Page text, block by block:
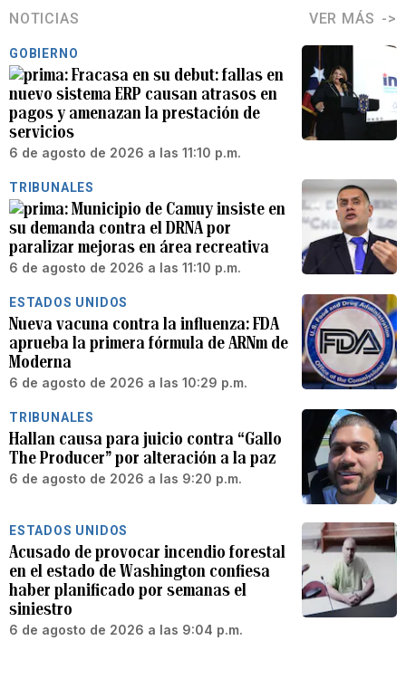
NOTICIAS VER MÁS
GOBIERNO
Fracasa en su debut: fallas en
nuevo sistema ERP causan atrasos en
pagos y amenazan la prestación de
servicios
6 de agosto de 2026 a las 11:10 p.m.
TRIBUNALES
Municipio de Camuy insiste en
su demanda contra el DRNA por
paralizar mejoras en área recreativa
6 de agosto de 2026 a las 11:10 p.m.
ESTADOS UNIDOS
Nueva vacuna contra la influenza: FDA
aprueba la primera fórmula de ARNm de
Moderna
6 de agosto de 2026 a las 10:29 p.m.
TRIBUNALES
Hallan causa para juicio contra “Gallo
The Producer” por alteración a la paz
6 de agosto de 2026 a las 9:20 p.m.
ESTADOS UNIDOS
Acusado de provocar incendio forestal
en el estado de Washington confiesa
haber planificado por semanas el
siniestro
6 de agosto de 2026 a las 9:04 p.m.